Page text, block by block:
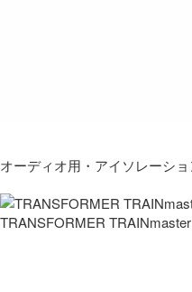
オーディオ用・アイソレーシ
TRANSFORMER